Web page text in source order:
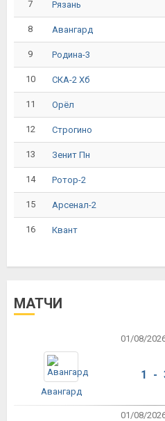
7 Рязань
8 Авангард
9 Родина-3
10 СКА-2 Хб
11 Орёл
12 Строгино
13 Зенит Пн
14 Ротор-2
15 Арсенал-2
16 Квант
МАТЧИ
01/08/
Авангард
1 -
01/08/